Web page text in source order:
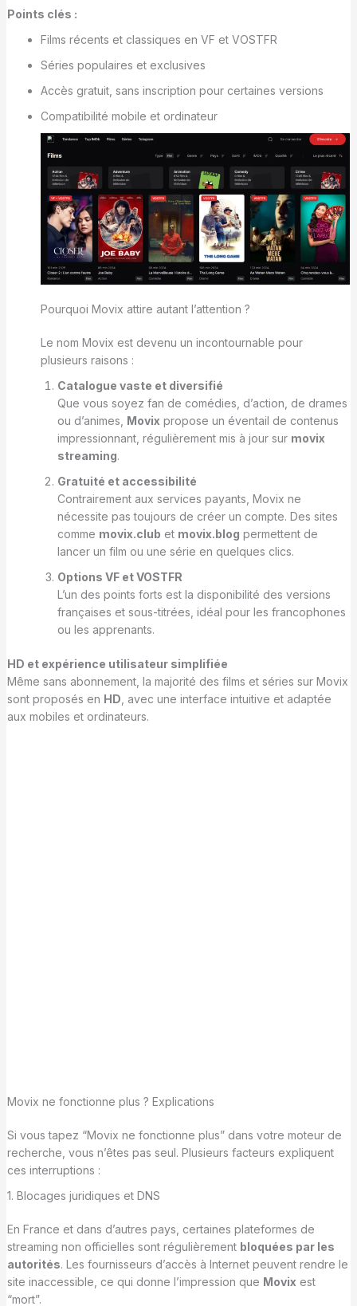
Points clés :
Films récents et classiques en VF et VOSTFR
Séries populaires et exclusives
Accès gratuit, sans inscription pour certaines versions
Compatibilité mobile et ordinateur
Pourquoi Movix attire autant l’attention ?
Le nom Movix est devenu un incontournable pour
plusieurs raisons :
Catalogue vaste et diversifié
Que vous soyez fan de comédies, d’action, de drames
ou d’animes, Movix propose un éventail de contenus
impressionnant, régulièrement mis à jour sur movix
streaming.
Gratuité et accessibilité
Contrairement aux services payants, Movix ne
nécessite pas toujours de créer un compte. Des sites
comme movix.club et movix.blog permettent de
lancer un film ou une série en quelques clics.
Options VF et VOSTFR
L’un des points forts est la disponibilité des versions
françaises et sous-titrées, idéal pour les francophones
ou les apprenants.
HD et expérience utilisateur simplifiée
Même sans abonnement, la majorité des films et séries sur Movix
sont proposés en HD , avec une interface intuitive et adaptée
aux mobiles et ordinateurs.
Movix ne fonctionne plus ? Explications
Si vous tapez “Movix ne fonctionne plus” dans votre moteur de
recherche, vous n’êtes pas seul. Plusieurs facteurs expliquent
ces interruptions :
1. Blocages juridiques et DNS
En France et dans d’autres pays, certaines plateformes de
streaming non officielles sont régulièrement bloquées par les
autorités. Les fournisseurs d’accès à Internet peuvent rendre le
site inaccessible, ce qui donne l’impression que Movix est
“mort”.